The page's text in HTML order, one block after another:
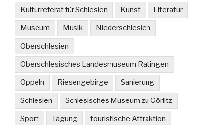
Kulturreferat für Schlesien Kunst Literatur
Museum Musik Niederschlesien
Oberschlesien
Oberschlesisches Landesmuseum Ratingen
Oppeln Riesengebirge Sanierung
Schlesien Schlesisches Museum zu Görlitz
Sport Tagung touristische Attraktion